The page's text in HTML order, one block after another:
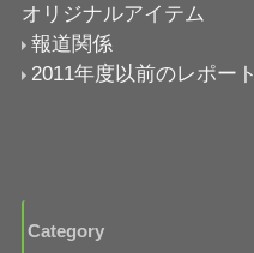
オリジナルアイテム
報道関係
2011年度以前のレポート
Category